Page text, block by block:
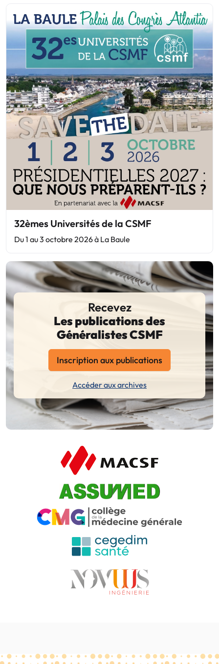
32èmes Universités de la CSMF
Du 1 au 3 octobre 2026 à La Baule
Recevez
Les publications des
Généralistes CSMF
Inscription aux publications
Accéder aux archives